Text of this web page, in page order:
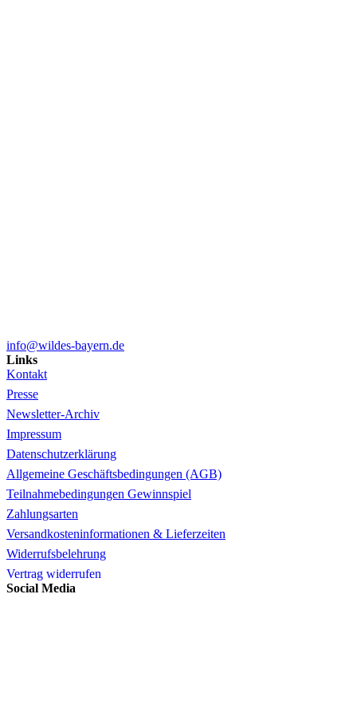
info@wildes-bayern.de
Links
Kontakt
Presse
Newsletter-Archiv
Impressum
Datenschutzerklärung
Allgemeine Geschäftsbedingungen (AGB)
Teilnahmebedingungen Gewinnspiel
Zahlungsarten
Versandkosteninformationen & Lieferzeiten
Widerrufsbelehrung
Vertrag widerrufen
Social Media